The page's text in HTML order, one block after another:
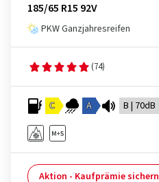
185/65 R15 92V
PKW Ganzjahresreifen
(74)
C A B | 70dB
Aktion - Kaufprämie sichern